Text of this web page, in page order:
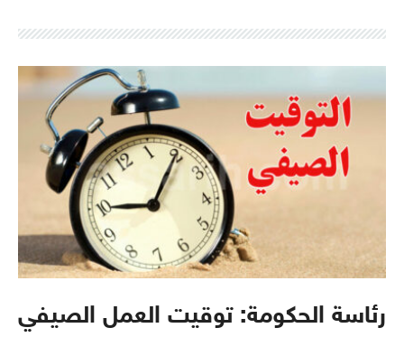
رئاسة الحكومة: توقيت العمل الصيفي